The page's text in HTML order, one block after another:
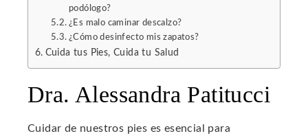
podólogo?
¿Es malo caminar descalzo?
¿Cómo desinfecto mis zapatos?
Cuida tus Pies, Cuida tu Salud
Dra. Alessandra Patitucci
Cuidar de nuestros pies es esencial para